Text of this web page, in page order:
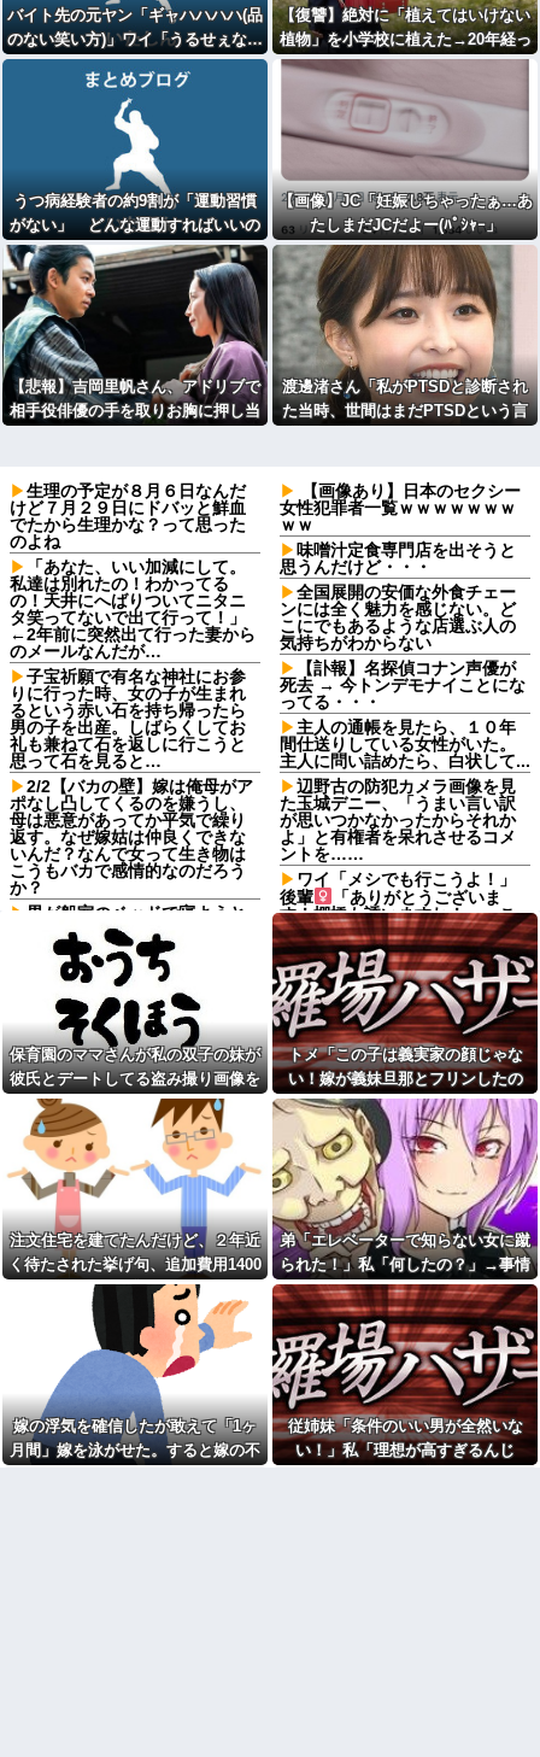
バイト先の元ヤン「ギャハハハハ(品
のない笑い方)」ワイ「うるせぇな…
どうせFランだろ…」ﾎﾞｿﾎﾞｿ
【復讐】絶対に「植えてはいけない
植物」を小学校に植えた→20年経っ
て見に行くと…「！？」衝撃の光景
が・・・
うつ病経験者の約9割が「運動習慣
がない」 どんな運動すればいいの
さ？
【画像】JC「妊娠しちゃったぁ…あ
たしまだJCだよー(ﾊﾟｼｬｰ」
【悲報】吉岡里帆さん、アドリブで
相手役俳優の手を取りお胸に押し当
渡邊渚さん「私がPTSDと診断され
た当時、世間はまだPTSDという言
生理の予定が８月６日なんだ
けど７月２９日にドバッと鮮血
でたから生理かな？って思った
のよね
「あなた、いい加減にして。
私達は別れたの！わかってる
の！天井にへばりついてニタニ
タ笑ってないで出て行って！」
←2年前に突然出て行った妻から
のメールなんだが…
子宝祈願で有名な神社にお参
りに行った時、女の子が生まれ
るという赤い石を持ち帰ったら
男の子を出産。しばらくしてお
礼も兼ねて石を返しに行こうと
思って石を見ると…
2/2【バカの壁】嫁は俺母がア
ポなし凸してくるのを嫌うし、
母は悪意があってか平気で繰り
返す。なぜ嫁姑は仲良くできな
いんだ？なんで女って生き物は
こうもバカで感情的なのだろう
か？
男が船室のベッドで寝ようと
していた。…えっ？あなたは誰
ですか？→ 見知らぬひとがいる
んだが…
【復讐】 絶対に「植えてはい
けない植物」を小学校に植えた
→20年経って見に行くと…
「！？」衝撃の光景が・・・
管理会社「エレベーターホー
ルでは遊ばせないでください」
私「うちの子じゃないんですけ
ど…」→まさかの展開になり…
ソロキャンが趣味だけど、男
にサイト内に侵入されたことが
ある。友達から「後ろ後
ろ！！」と叫ばれて...
母の入院で叔母の家に預けら
れた私。優しく迎えられた日々
のあと、両親に再会して思わず
号泣した理由は…
この小さな出来事でこの実行
力の差よ…と人生そのものが心
配になってしまう
友人の結婚式へ向かう日に、
トメから車を出せと要求され
た。断っただけなのに大騒ぎに
なってしまい…
トメ「この子は義実家の顔じ
ゃない！嫁が義妹旦那とフリン
したのよ！」私「DNA鑑定しま
【画像あり】日本のセクシー
女性犯罪者一覧ｗｗｗｗｗｗｗ
ｗｗ
味噌汁定食専門店を出そうと
思うんだけど・・・
全国展開の安価な外食チェー
ンには全く魅力を感じない。ど
こにでもあるような店選ぶ人の
気持ちがわからない
【訃報】名探偵コナン声優が
死去 → 今トンデモナイことにな
ってる・・・
主人の通帳を見たら、１０年
間仕送りしている女性がいた。
主人に問い詰めたら、白状して...
辺野古の防犯カメラ画像を見
た玉城デニー、「うまい言い訳
が思いつかなかったからそれか
よ」と有権者を呆れさせるコメ
ントを……
ワイ「メシでも行こうよ！」
後輩
「ありがとうございま
す！棚橋も誘いますね！」←こ
れさあｗ
【画像あり】ディズニーの
「おいなり巻（600円）」、卑猥
すぎて賛否両論ｗｗｗｗｗ他
100均のレジで「白ありません
か？」と質問し、列をストップ
させてニヤニヤする迷惑サラリ
ーマン！並んでいる客の苛立ち
を楽しむ底意地の悪さに激怒
コインランドリーで私物の乾
燥機シートを「ご自由にどうぞ
だろw」と勝手に盗もうとした
DQN夫婦！注意したら「は？名
前かいてないんですけど」と逆
ギレ
食後に食器を流しへ置くと
き、初手でど真ん中に置くのは
今よければ後のことは考えな
い、自分さえよければいいとい
う考えが行動に現れてる
100均のレジで「白ありません
か？」と質問し、列をストップ
させてニヤニヤする迷惑サラリ
ーマン！並んでいる客の苛立ち
を楽しむ底意地の悪さに激怒
【人工障がい者】甥(28)「両親
が亡くなったんで僕のこと引き
取ってほしいんですけど！」な
んでいい年したヒキニートを引
き取らなきゃいけないんだよ！
保育園のママさんが私の双子の妹が
彼氏とデートしてる盗み撮り画像を
見せて「あとはわかるよね？とりあ
えず5万を家に持ってきて」と脅し
トメ「この子は義実家の顔じゃな
い！嫁が義妹旦那とフリンしたの
よ！」私「DNA鑑定します？」義妹
旦那「もちろんです」→結果…
注文住宅を建てたんだけど、２年近
く待たされた挙げ句、追加費用1400
万請求された。流石におかしいよ
弟「エレベーターで知らない女に蹴
られた！」私「何したの？」→事情
を聞いた家族全員が「それは自業自
得」と呆れてしまい…
嫁の浮気を確信したが敢えて「1ヶ
月間」嫁を泳がせた。すると嫁の不
従姉妹「条件のいい男が全然いな
い！」私「理想が高すぎるんじ